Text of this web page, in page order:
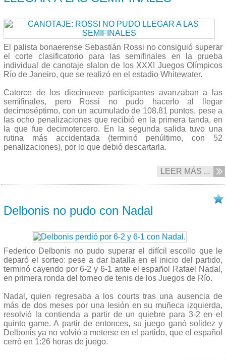
El palista bonaerense Sebastián Rossi no consiguió superar
el corte clasificatorio para las semifinales en la prueba
individual de canotaje slalon de los XXXI Juegos Olímpicos
Río de Janeiro, que se realizó en el estadio Whitewater.
Catorce de los diecinueve participantes avanzaban a las
semifinales, pero Rossi no pudo hacerlo al llegar
decimoséptimo, con un acumulado de 108.81 puntos, pese a
las ocho penalizaciones que recibió en la primera tanda, en
la que fue decimotercero. En la segunda salida tuvo una
rutina más accidentada (terminó penúltimo, con 52
penalizaciones), por lo que debió descartarla.
LEER MÁS ...
Delbonis no pudo con Nadal
Federico Delbonis no pudo superar el difícil escollo que le
deparó el sorteo: pese a dar batalla en el inicio del partido,
terminó cayendo por 6-2 y 6-1 ante el español Rafael Nadal,
en primera ronda del torneo de tenis de los Juegos de Río.
Nadal, quien regresaba a los courts tras una ausencia de
más de dos meses por una lesión en su muñeca izquierda,
resolvió la contienda a partir de un quiebre para 3-2 en el
quinto game. A partir de entonces, su juego ganó solidez y
Delbonis ya no volvió a meterse en el partido, que el español
cerró en 1:26 horas de juego.